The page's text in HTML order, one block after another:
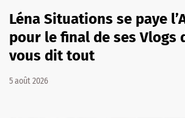
Léna Situations se paye
pour le final de ses Vlogs
vous dit tout
5 août 2026